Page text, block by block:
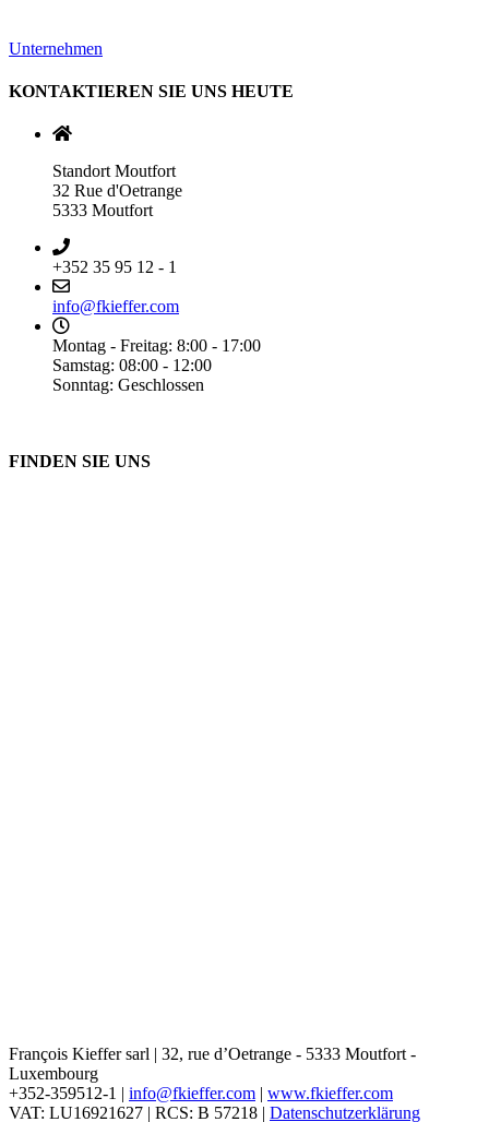
Unternehmen
KONTAKTIEREN SIE UNS HEUTE
Standort Moutfort
32 Rue d'Oetrange
5333 Moutfort
+352 35 95 12 - 1
info@fkieffer.com
Montag - Freitag: 8:00 - 17:00
Samstag: 08:00 - 12:00
Sonntag: Geschlossen
FINDEN SIE UNS
François Kieffer sarl | 32, rue d’Oetrange - 5333 Moutfort -
Luxembourg
+352-359512-1 | info@fkieffer.com | www.fkieffer.com
VAT: LU16921627 | RCS: B 57218 | Datenschutzerklärung